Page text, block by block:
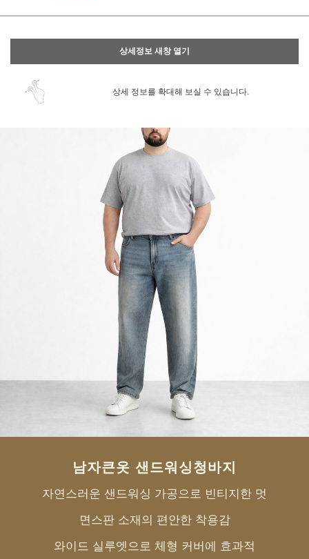
PAYCO 바로구매
상세정보 새창 열기
상세 정보를 확대해 보실 수 있습니다.
남자큰옷 샌드워싱청바지
자연스러운 샌드워싱 가공으로 빈티지한 멋
면스판 소재의 편안한 착용감
와이드 실루엣으로 체형 커버에 효과적